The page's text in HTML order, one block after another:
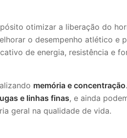
otimizar a liberação do
o desempenho atlético e
de energia, resistência e
memória e concentração
e linhas finas, e ainda
geral na qualidade de vida.